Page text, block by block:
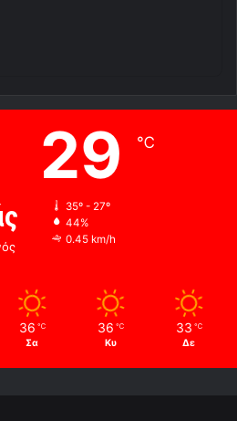
29 ℃
35º - 27º
44%
0.45 km/h
36 ℃
Σα
36 ℃
Κυ
33 ℃
Δε